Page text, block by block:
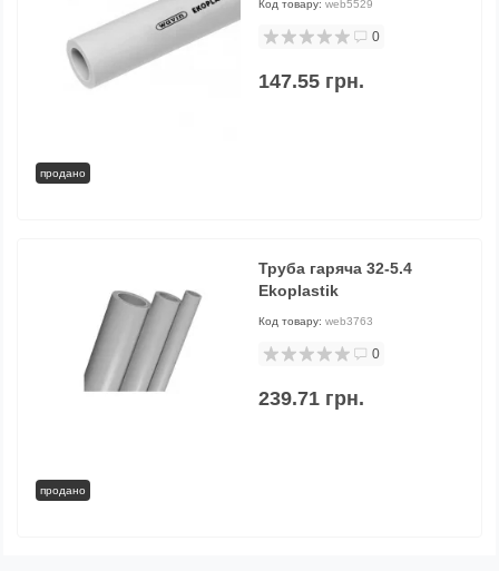
продано
Код товару: web5529
0
147.55 грн.
продано
Труба гаряча 32-5.4
Ekoplastik
Код товару: web3763
0
239.71 грн.